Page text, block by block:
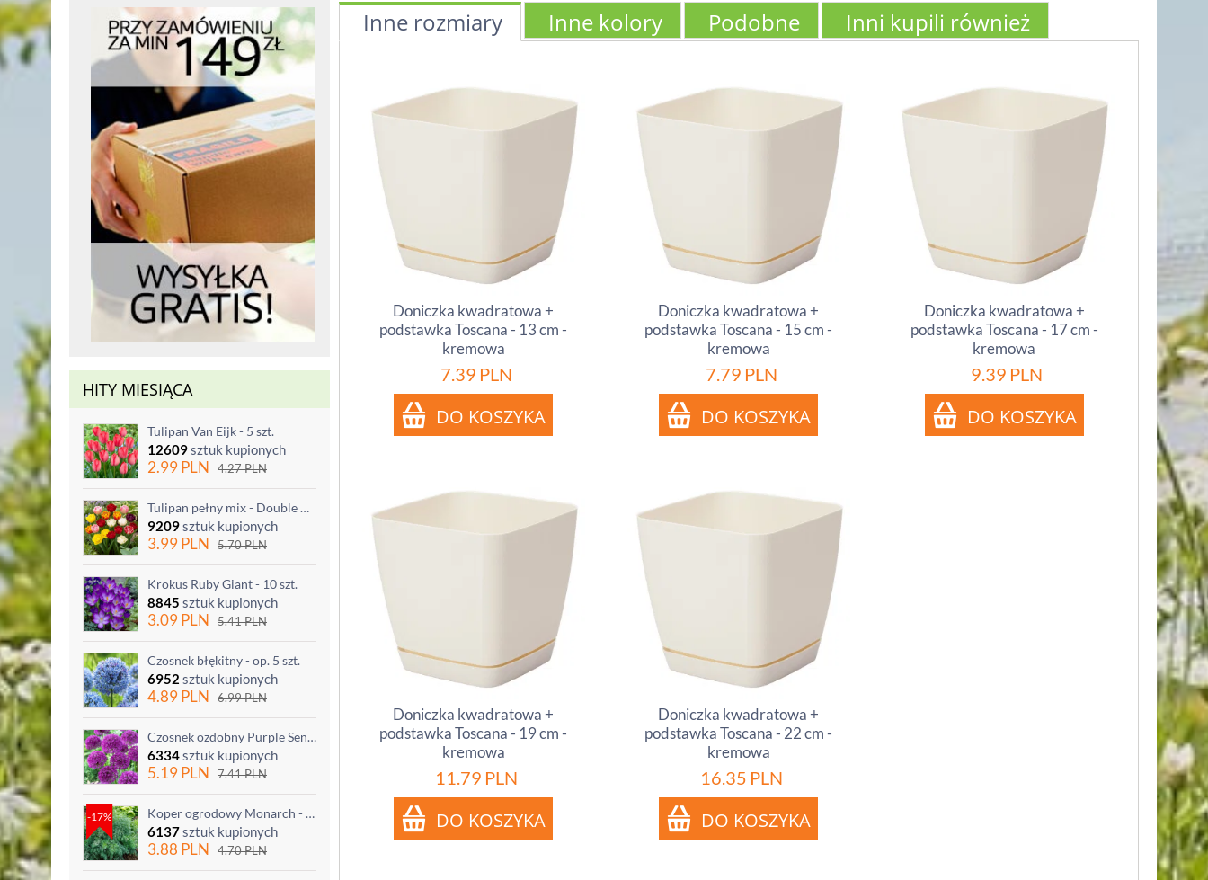
HITY MIESIĄCA
Tulipan Van Eijk - 5 szt.
12609sztuk kupionych
2.99PLN 4.27PLN
Tulipan pełny mix - Double mix - 5 szt.
9209sztuk kupionych
3.99PLN 5.70PLN
Krokus Ruby Giant - 10 szt.
8845 sztuk kupionych
3.09PLN 5.41PLN
Czosnek błękitny - op. 5 szt.
6952 sztuk kupionych
4.89PLN 6.99PLN
Czosnek ozdobny Purple Sensation - op. 3 szt.
6334sztuk kupionych
5.19PLN 7.41PLN
-17% Koper ogrodowy Monarch - po ścięciu odrasta
6137sztuk kupionych
3.88 PLN 4.70PLN
Inne rozmiary Inne kolory Podobne Inni kupili również
Doniczka kwadratowa +
podstawka Toscana - 13 cm -
kremowa
7.39 PLN
Doniczka kwadratowa +
podstawka Toscana - 15 cm -
kremowa
7.79 PLN
Doniczka kwadratowa +
podstawka Toscana - 17 cm -
kremowa
9.39 PLN
Doniczka kwadratowa +
podstawka Toscana - 19 cm -
kremowa
11.79 PLN
Doniczka kwadratowa +
podstawka Toscana - 22 cm -
kremowa
16.35 PLN